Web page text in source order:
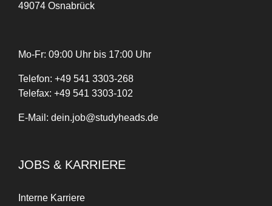
49074 Osnabrück
Mo-Fr: 09:00 Uhr bis 17:00 Uhr
Telefon: +49 541 3303-268
Telefax: +49 541 3303-102
E-Mail: dein.job@studyheads.de
JOBS & KARRIERE
Interne Karriere